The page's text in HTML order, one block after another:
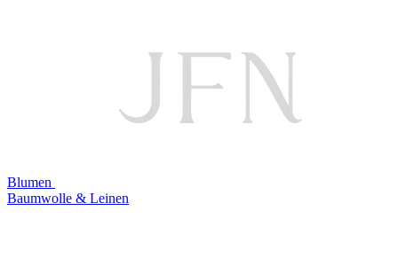
Blumen
Baumwolle & Leinen